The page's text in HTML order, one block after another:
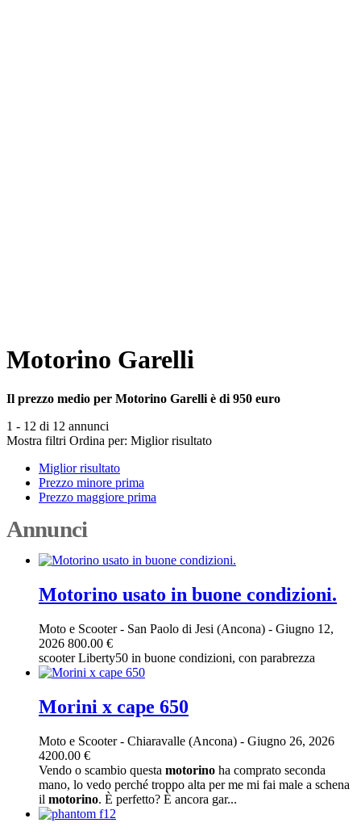
Motorino Garelli
Il prezzo medio per Motorino Garelli è di 950 euro
1 - 12 di 12 annunci
Mostra filtri Ordina per: Miglior risultato
Miglior risultato
Prezzo minore prima
Prezzo maggiore prima
Annunci
Motorino usato in buone condizioni.
Moto e Scooter- San Paolo di Jesi (Ancona) - Giugno 12,
2026 800.00 €
scooter Liberty50 in buone condizioni, con parabrezza
Morini x cape 650
Moto e Scooter- Chiaravalle (Ancona) - Giugno 26, 2026
4200.00 €
Vendo o scambio questa motorino ha comprato seconda
mano, lo vedo perché troppo alta per me mi fai male a schena
il motorino. È perfetto? È ancora gar...